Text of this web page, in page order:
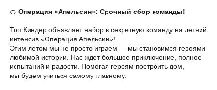
🍊 Операция «Апельсин»: Срочный сбор команды!
Топ Киндер объявляет набор в секретную команду на летний
интенсив «Операция Апельсин»!
Этим летом мы не просто играем — мы становимся героями
любимой истории. Нас ждет большое приключение, полное
испытаний и радости. Помогая героям построить дом,
мы будем учиться самому главному: